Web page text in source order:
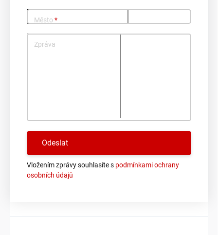
Město *
Zpráva
Vložením zprávy souhlasíte s podmínkami ochrany
osobních údajů